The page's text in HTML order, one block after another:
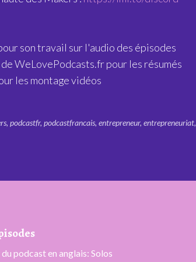
son travail sur l'audio des épisodes
WeLovePodcasts.fr pour les résumés
les montage vidéos
, podcastfr, podcastfrancais, entrepreneur, entrepreneuriat,
podcast en anglais: Solos